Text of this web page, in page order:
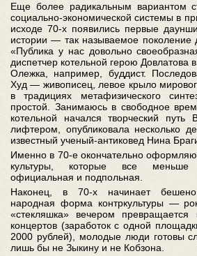
Еще более радикальным вариантом
социально-экономической системы в
исходе 70-х появились первые
истории — так называемое поколение
«Публика у нас довольно
диспетчер котельной герою Довлатова
Олежка, например, буддист.
Худ — живописец, левое крыло
в традициях метафизического
простой. Занимаюсь в свободное
котельной начался творческий путь
лифтером, опубликовала несколько
известный ученый-антиковед Нина
Именно в 70-е окончательно
культуры, которые все
официальная и подпольная.
Наконец, в 70-х начинает бешено
народная форма контркультуры —
«стекляшка» вечером превращается
концертов (заработок с одной
2000 рублей), молодые люди готовы
лишь бы не Зыкину и не Кобзона.